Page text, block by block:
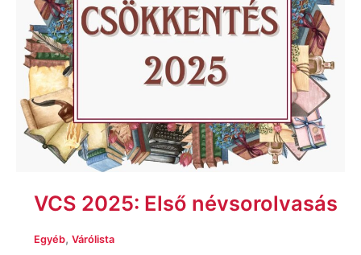
VCS 2025: Első névsorolvasás
Egyéb, Várólista